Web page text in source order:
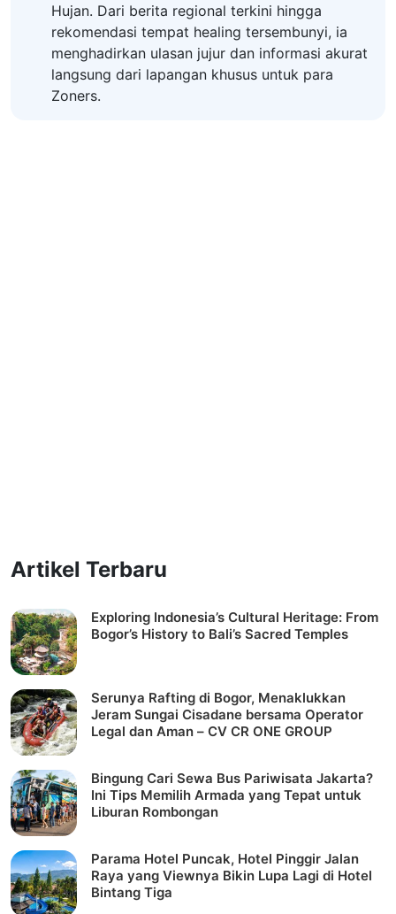
Hujan. Dari berita regional terkini hingga
rekomendasi tempat healing tersembunyi, ia
menghadirkan ulasan jujur dan informasi akurat
langsung dari lapangan khusus untuk para
Zoners.
Artikel Terbaru
Exploring Indonesia’s Cultural Heritage: From
Bogor’s History to Bali’s Sacred Temples
Serunya Rafting di Bogor, Menaklukkan
Jeram Sungai Cisadane bersama Operator
Legal dan Aman – CV CR ONE GROUP
Bingung Cari Sewa Bus Pariwisata Jakarta?
Ini Tips Memilih Armada yang Tepat untuk
Liburan Rombongan
Parama Hotel Puncak, Hotel Pinggir Jalan
Raya yang Viewnya Bikin Lupa Lagi di Hotel
Bintang Tiga